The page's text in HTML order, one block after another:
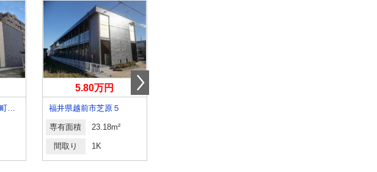
福井県吉田郡永平寺町松岡御公領
5.80万円
福井県越前市芝原５
専有面積 23.18m²
間取り 1K